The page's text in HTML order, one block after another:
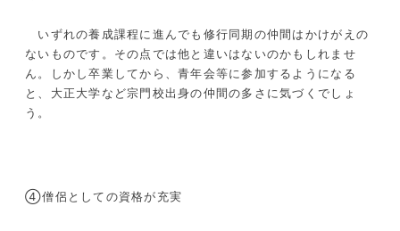
いずれの養成課程に進んでも修行同期の仲間はかけがえの
ないものです。その点では他と違いはないのかもしれませ
ん。しかし卒業してから、青年会等に参加するようになる
と、大正大学など宗門校出身の仲間の多さに気づくでしょ
う。
④僧侶としての資格が充実